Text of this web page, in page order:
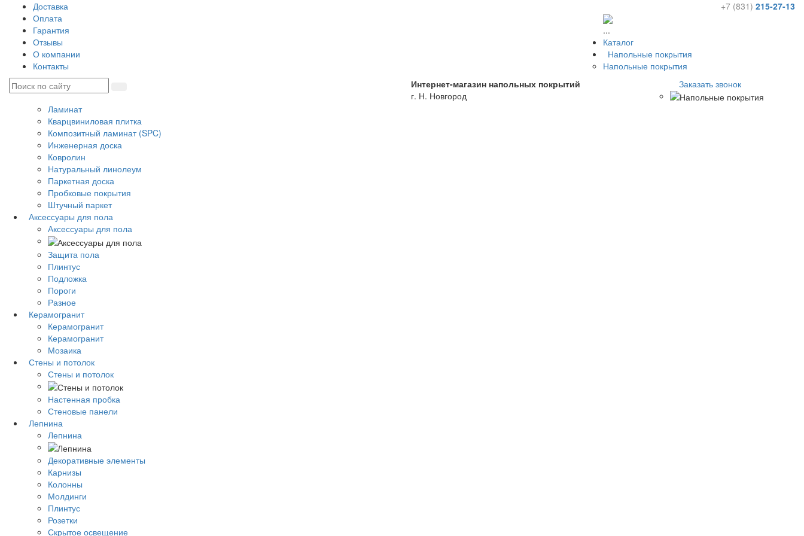
Доставка
Оплата
Гарантия
Отзывы
О компании
Контакты
+7 (831) 215-27-13
Интернет-магазин напольных покрытий
г. Н. Новгород
Заказать звонок
...
Каталог
Напольные покрытия
Напольные покрытия
Ламинат
Кварцвиниловая плитка
Композитный ламинат (SPC)
Инженерная доска
Ковролин
Натуральный линолеум
Паркетная доска
Пробковые покрытия
Штучный паркет
Аксессуары для пола
Аксессуары для пола
Защита пола
Плинтус
Подложка
Пороги
Разное
Керамогранит
Керамогранит
Керамогранит
Мозаика
Стены и потолок
Стены и потолок
Настенная пробка
Стеновые панели
Лепнина
Лепнина
Декоративные элементы
Карнизы
Колонны
Молдинги
Плинтус
Розетки
Скрытое освещение